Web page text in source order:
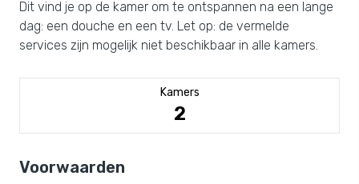
Dit vind je op de kamer om te ontspannen na een lange
dag: een douche en een tv. Let op: de vermelde
services zijn mogelijk niet beschikbaar in alle kamers.
Kamers
2
Voorwaarden